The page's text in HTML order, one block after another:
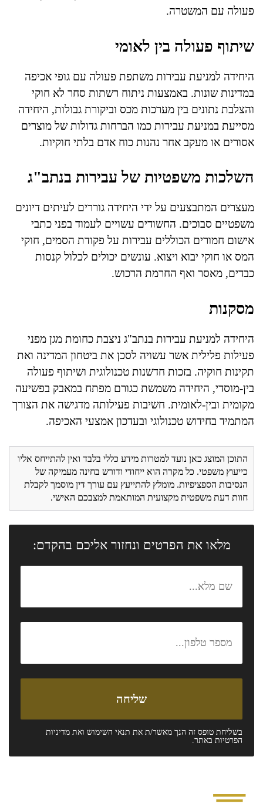
פעולה עם המשטרה.
שיתוף פעולה בין לאומי
היחידה למניעת עבירות משתפת פעולה עם גופי אכיפה
במדינות שונות. באמצעות ניתוח רשתות סחר לא חוקי
והצלבת נתונים בין מערכות מכס וביקורת גבולות, היחידה
מסייעת במניעת עבירות כמו הברחות גדולות של מוצרים
אסורים או מעקב אחר נהנות כוח אדם בלתי חוקיות.
השלכות משפטיות של עבירות בנתב"ג
מעצרים המתבצעים על ידי היחידה גוררים לעיתים דיונים
משפטיים סבוכים. החשודים עשויים לעמוד בפני כתבי
אישום חמורים הכוללים עבירות על פקודת הסמים, חוקי
המס או חוקי יבוא ויצוא. עונשים יכולים לכלול קנסות
כבדים, מאסר ואף החרמת הרכוש.
מסקנות
היחידה למניעת עבירות בנתב"ג ניצבת כחומת מגן מפני
פעילות פלילית אשר עשויה לסכן את ביטחון המדינה ואת
תקינות חוקיה. בזכות חדשנות טכנולוגית ושיתוף פעולה
בין-מוסדי, היחידה משמשת כגורם מפתח במאבק בפשיעה
מקומית ובין-לאומית. חשיבות פעילותה מדגישה את הצורך
המתמיד בחידוש טכנולוגי ובעדכון אמצעי האכיפה.
התוכן המוצג כאן נועד למטרות מידע כללי בלבד ואין להתייחס אליו
כייעוץ משפטי. כל מקרה הוא ייחודי ודורש בחינה מעמיקה של
הנסיבות הספציפיות. מומלץ להתייעץ עם עורך דין מוסמך לקבלת
חוות דעת משפטית מקצועית המותאמת למצבכם האישי.
מלאו את הפרטים ונחזור אליכם בהקדם:
בשליחת טופס זה הנך מאשר/ת את תנאי השימוש ואת מדיניות
הפרטיות באתר.